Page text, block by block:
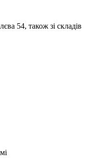
54, також зі складів